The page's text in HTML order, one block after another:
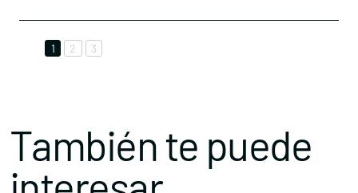
1 2 3
También te puede